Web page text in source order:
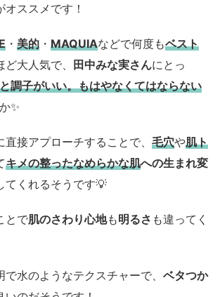
オススメです！
・ 美的 ・ MAQUIAなどで何度もベスト
ど大人気で、 田中みな実さんにとっ
調子がいい。もはやなくてはならない
✨
接アプローチすることで、 毛穴や肌ト
キメの整ったなめらかな肌への生まれ変
てくれるそうです💡
とで肌のさわり心地も明るさ も違ってく
水のようなテクスチャーで、 ベタつか